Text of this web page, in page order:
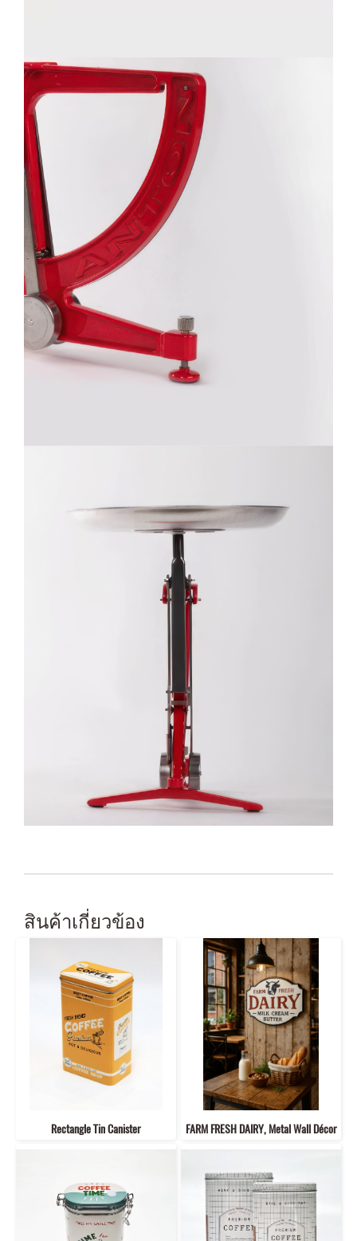
สินค้าเกี่ยวข้อง
Rectangle Tin Canister FARM FRESH DAIRY, Metal Wall Décor